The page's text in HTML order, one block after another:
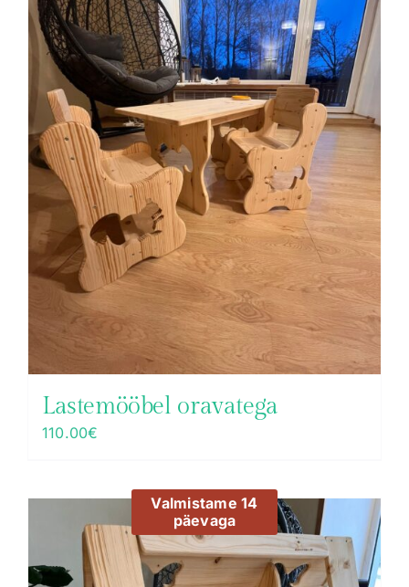
Lastemööbel oravatega
110.00€
Valmistame 14
päevaga